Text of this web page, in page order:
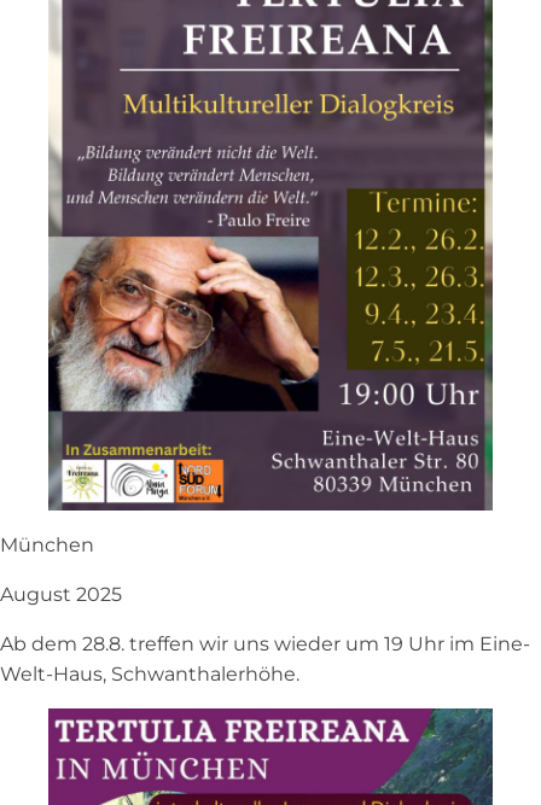
München
August 2025
Ab dem 28.8. treffen wir uns wieder um 19 Uhr im Eine-
Welt-Haus, Schwanthalerhöhe.